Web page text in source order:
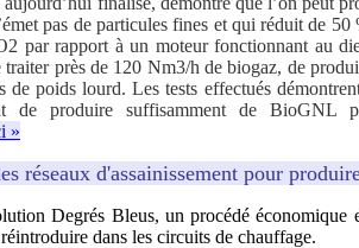
pas de particules fines et qui réduit de 50
par rapport à un moteur fonctionnant au
près de 120 Nm3/h de biogaz, de
de poids lourd. Les tests effectués
de produire suffisamment de
»
réseaux d'assainissement pour
Degrés Bleus, un procédé économique
dans les circuits de chauffage.